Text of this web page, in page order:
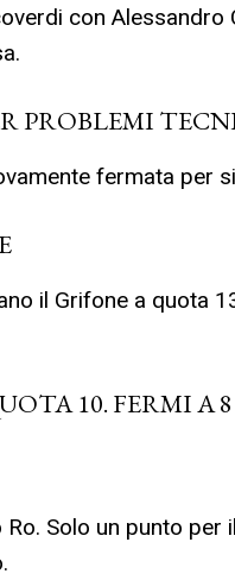
con Alessandro
PROBLEMI
fermata per
il Grifone a quota
10. FERMI A
Solo un punto per